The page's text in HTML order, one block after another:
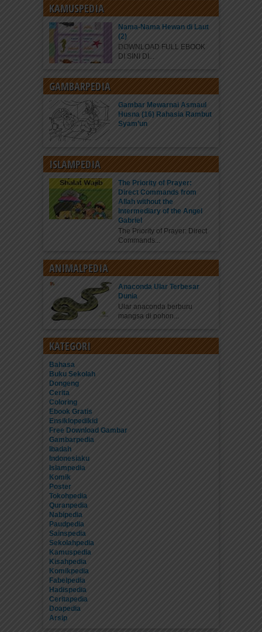
KAMUSPEDIA
Nama-Nama Hewan di Laut
(2)
DOWNLOAD FULL EBOOK
DI SINI DI...
GAMBARPEDIA
Gambar Mewarnai Asmaul
Husna (16) Rahasia Rambut
Syam’un
ISLAMPEDIA
The Priority of Prayer:
Direct Commands from
Allah without the
Intermediary of the Angel
Gabriel
The Priority of Prayer: Direct
Commands...
ANIMALPEDIA
Anaconda Ular Terbesar
Dunia
Ular anaconda berburu
mangsa di pohon...
KATEGORI
Bahasa
Buku Sekolah
Dongeng
Cerita
Coloring
Ebook Gratis
Ensiklopedikid
Free Download Gambar
Gambarpedia
Ibadah
Indonesiaku
Islampedia
Komik
Poster
Tokohpedia
Quranpedia
Nabipedia
Paudpedia
Sainspedia
Sekolahpedia
Kamuspedia
Kisahpedia
Komikpedia
Fabelpedia
Hadispedia
Ceritapedia
Doapedia
Arsip